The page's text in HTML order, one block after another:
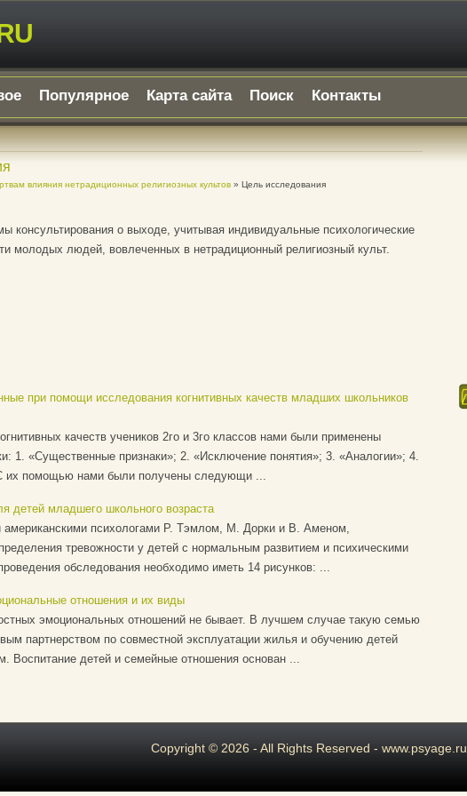
Популярное Карта сайта Поиск Контакты
влияния нетрадиционных религиозных культов» Цель исследования
консультирования о выходе, учитывая индивидуальные психологические
молодых людей, вовлеченных в нетрадиционный религиозный культ.
при помощи исследования когнитивных качеств младших школьников
качеств учеников 2го и 3го классов нами были применены
1. «Существенные признаки»; 2. «Исключение понятия»; 3. «Аналогии»; 4.
их помощью нами были получены следующи ...
детей младшего школьного возраста
американскими психологами Р. Тэмлом, М. Дорки и В. Аменом,
тревожности у детей с нормальным развитием и психическими
обследования необходимо иметь 14 рисунков: ...
отношения и их виды
эмоциональных отношений не бывает. В лучшем случае такую семью
партнерством по совместной эксплуатации жилья и обучению детей
Воспитание детей и семейные отношения основан ...
Copyright © 2026 - All Rights Reserved - www.psyage.ru